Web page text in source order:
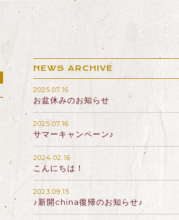
NEWS ARCHIVE
2025.07.16
お盆休みのお知らせ
2025.07.16
サマーキャンペーン♪
2024.02.16
こんにちは！
2023.09.15
♪新開china復帰のお知らせ♪